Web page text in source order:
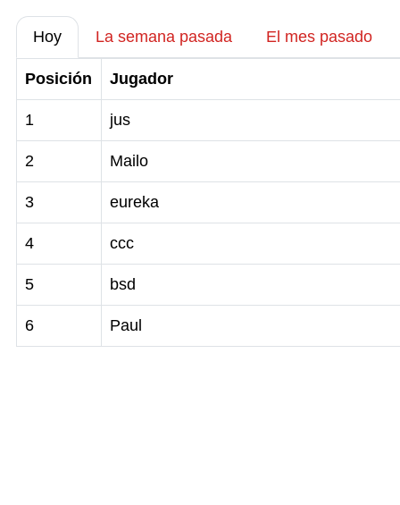
Hoy La semana pasada El mes pasado
Posición Jugador
1 jus
2 Mailo
3 eureka
4 ccc
5 bsd
6 Paul